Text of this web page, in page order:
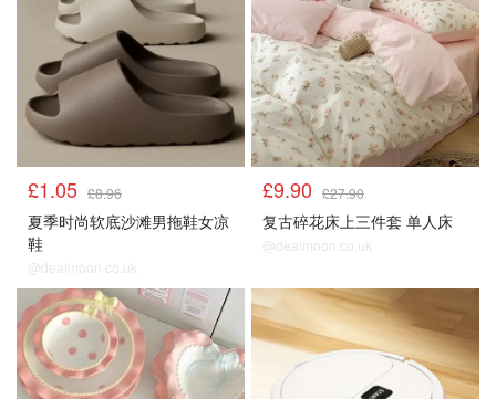
£1.05 £8.96
夏季时尚软底沙滩男拖鞋女凉
鞋
@dealmoon.co.uk
£9.90 £27.90
复古碎花床上三件套 单人床
@dealmoon.co.uk